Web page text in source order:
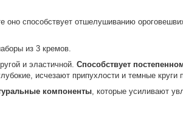
способствует отшелушиванию
из 3 кремов.
и эластичной. Способствует
исчезают припухлости и темные круги
компоненты, которые усиливают